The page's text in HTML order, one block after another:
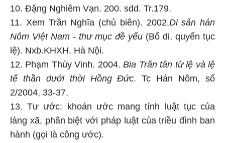
10. Đặng Nghiêm Vạn. 200. sdd. Tr.179.
11. Xem Trần Nghĩa (chủ biên). 2002.Di sản hán
Nôm Việt Nam - thư mục đề yếu (Bổ di, quyển tục
lệ). Nxb.KHXH. Hà Nội.
12. Phạm Thùy Vinh. 2004.Bia Trăn tân từ lệ và lệ
tế thần dưới thời Hồng Đức. Tc Hán Nôm, số
2/2004, 33-37.
13. Tư ước: khoán ước mang tính luật tục của
làng xã, phân biệt với pháp luật của triều đình ban
hành (gọi là công ước).